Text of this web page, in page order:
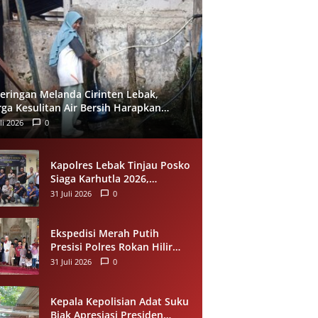
Melanda Cirinten Lebak,
Kesulitan Air Bersih Harapkan
BPBD
2026 0
Kapolres Lebak Tinjau Posko
Siaga Karhutla 2026,
Tekankan Kesiapsiagaan dan
31 Juli 2026 0
Ekspedisi Merah Putih
Presisi Polres Rokan Hilir
Salurkan Sedekah Makanan
31 Juli 2026 0
Kepala Kepolisian Adat Suku
Biak Apresiasi Presiden